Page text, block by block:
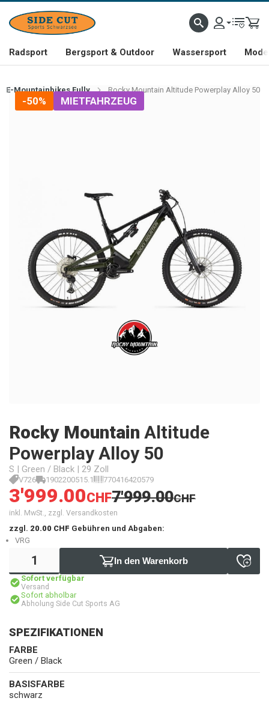
Radsport Bergsport & Outdoor Wassersport
E-Mountainbikes Fully Rocky Mountain Altitude Powerplay Alloy 50
-50% MIETFAHRZEUG
Rocky Mountain Altitude
Powerplay Alloy 50
S | Green / Black | 29 Zoll
V726 1902200515.1 770416420579
3'999.00CHF7'999.00CHF
inkl. MwSt., zzgl. Versandkosten
zzgl. 20.00 CHF Gebühren und Abgaben:
VRG
In den Warenkorb
Sofort verfügbar
Versand
Sofort abholbar
Abholung Side Cut Sports AG
SPEZIFIKATIONEN
FARBE
Green / Black
BASISFARBE
schwarz